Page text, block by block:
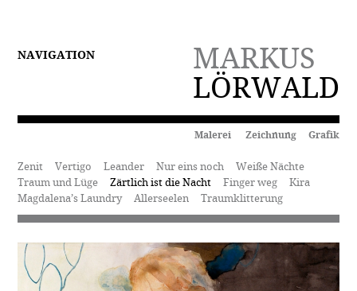
MARKUS
LÖRWALD
NAVIGATION
Malerei Zeichnung Grafik
Zenit Vertigo Leander Nur eins noch
Weiße Nächte
Traum und Lüge
Zärtlich ist die Nacht Finger weg
Kira
Magdalena’s Laundry
Allerseelen Traumklitterung